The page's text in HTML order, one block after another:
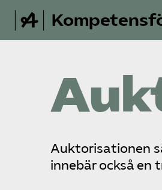
Auktorisationen
innebär också en